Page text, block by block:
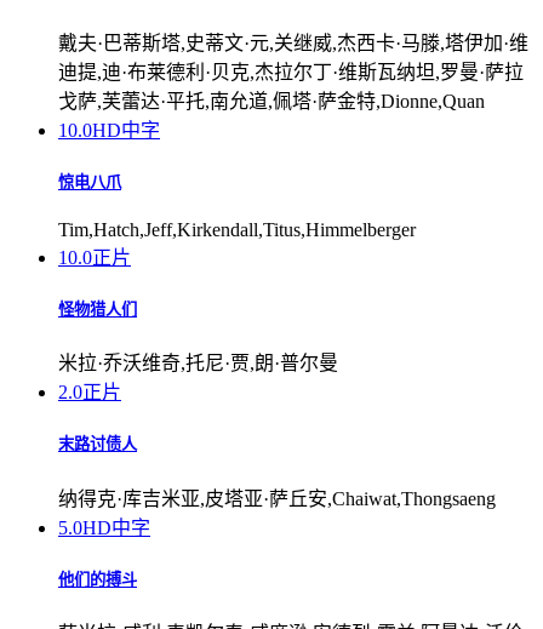
戴夫·巴蒂斯塔,史蒂文·元,关继威,杰西卡·马滕,塔伊加·维
迪提,迪·布莱德利·贝克,杰拉尔丁·维斯瓦纳坦,罗曼·萨拉
戈萨,芙蕾达·平托,南允道,佩塔·萨金特,Dionne,Quan
10.0HD中字
惊电八爪
Tim,Hatch,Jeff,Kirkendall,Titus,Himmelberger
10.0正片
怪物猎人们
米拉·乔沃维奇,托尼·贾,朗·普尔曼
2.0正片
末路讨债人
纳得克·库吉米亚,皮塔亚·萨丘安,Chaiwat,Thongsaeng
5.0HD中字
他们的搏斗